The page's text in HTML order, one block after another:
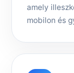
amely
mobilon és